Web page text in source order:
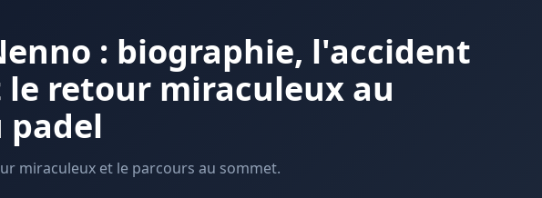
: biographie, l'accident
retour miraculeux au
padel
miraculeux et le parcours au sommet.